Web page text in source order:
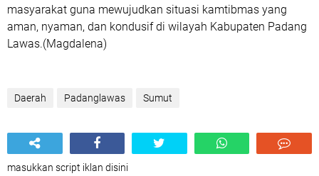
masyarakat guna mewujudkan situasi kamtibmas yang
aman, nyaman, dan kondusif di wilayah Kabupaten Padang
Lawas.(Magdalena)
Daerah Padanglawas Sumut
masukkan script iklan disini